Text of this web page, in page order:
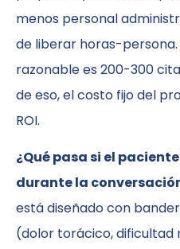
menos personal
de liberar horas-
razonable es 200-300
de eso, el costo fijo del
ROI.
¿Qué pasa si el
durante la
está diseñado con
(dolor torácico, dificultad